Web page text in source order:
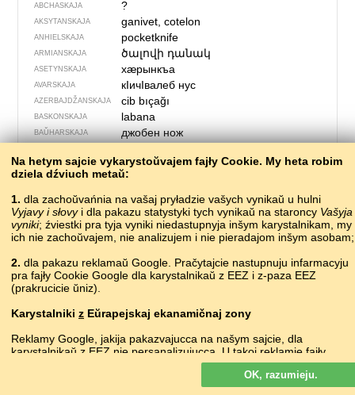
ABCHASKAJA ?
AKSYTANSKAJA ganivet, cotelon
ANHIELSKAJA pocketknife
ARMIANSKAJA ծալովի դանակ
ASETYNSKAJA хӕрынкъа
AVARSKAJA кIичIвалеб нус
AZERBAJDŽAN­SKAJA cib bıçağı
BASKONSKAJA labana
BAŬHARSKAJA джобен нож
ČESKAJA kapesní nůž
CHARVACKAJA džepni nož
DACKAJA lommekniv
ERZIANSKAJA зепень пеель
ESPERANTA poŝa tranĉilo
ESTONSKAJA taskunuga
FARERSKAJA felliknívur
FINSKAJA linkkuveitsi
FRANCUSKAJA
britulin
navaja
HRECKAJA σουγιάς
HRUZINSKAJA ჯიბის დანაdʒibis dɑnɑ
Na hetym sajcie vykarystoŭvajem fajły Cookie. My heta robim
dziela dźviuch metaŭ:
1. dla zachoŭvańnia na vašaj pryładzie vašych vynikaŭ u hulni
Vyjavy i słovyi dla pakazu statystyki tych vynikaŭ na staroncy Vašyja
vyniki; źviestki pra tyja vyniki niedastupnyja inšym karystalnikam, my
ich nie zachoŭvajem, nie analizujem i nie pieradajom inšym asobam;
2. dla pakazu reklamaŭ Google. Pračytajcie nastupnuju infarmacyju
pra fajły Cookie Google dla karystalnikaŭ z EEZ i z-paza EEZ
(prakrucicie ŭniz).
Karystalniki z Eŭrapejskaj ekanamičnaj zony
Reklamy Google, jakija pakazvajucca na našym sajcie, dla
karystalnikaŭ z EEZ nie persanalizujucca. U takoj reklamie fajły
cookie nie vykarystoŭvajucca dla persanalizacyi abjavaŭ, ale słužać
dla abmiežavańnia častaty pakazaŭ, padrych­toŭki zvodnych
spravazdač, a taksama dla abarony ad machlarstva i złoŭžyvańnia.
OK, razumieju.